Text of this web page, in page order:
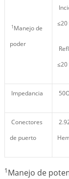
1 Manejo de
poder
≤20
≤20
Impedancia
Conectores
de puerto
1Manejo de